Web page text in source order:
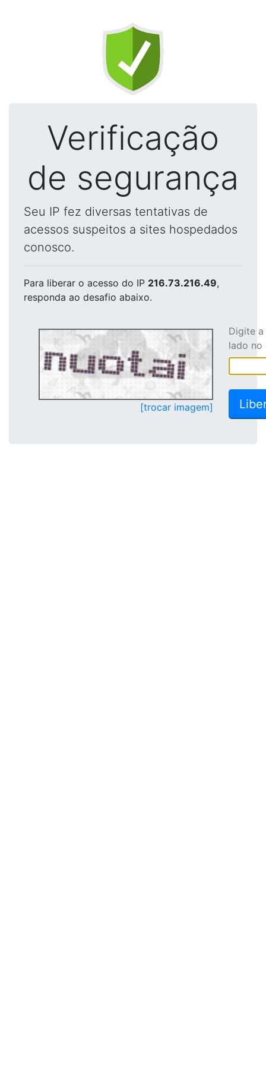
Verificação
de segurança
Seu IP fez diversas tentativas de
acessos suspeitos a sites hospedados
conosco.
Para liberar o acesso do IP 216.73.216.49,
responda ao desafio abaixo.
[trocar imagem]
Digite
lado no